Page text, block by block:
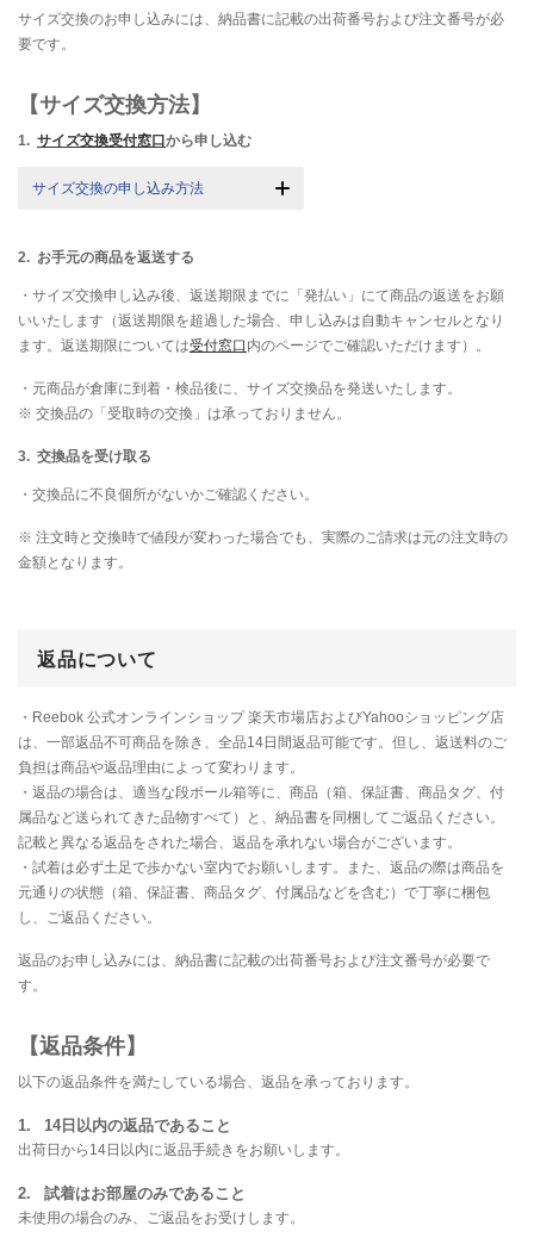
サイズ交換のお申し込みには、納品書に記載の出荷番号および注文番号が必
要です。
【サイズ交換方法】
1. サイズ交換受付窓口 から申し込む
サイズ交換の申し込み方法
2. お手元の商品を返送する
・サイズ交換申し込み後、返送期限までに「発払い」にて商品の返送をお願
いいたします（返送期限を超過した場合、申し込みは自動キャンセルとなり
ます。返送期限については受付窓口 内のページでご確認いただけます）。
・元商品が倉庫に到着・検品後に、サイズ交換品を発送いたします。
※ 交換品の「受取時の交換」は承っておりません。
3. 交換品を受け取る
・交換品に不良個所がないかご確認ください。
※ 注文時と交換時で値段が変わった場合でも、実際のご請求は元の注文時の
金額となります。
返品について
・Reebok 公式オンラインショップ 楽天市場店およびYahooショッピング店
は、一部返品不可商品を除き、全品14日間返品可能です。但し、返送料のご
負担は商品や返品理由によって変わります。
・返品の場合は、適当な段ボール箱等に、商品（箱、保証書、商品タグ、付
属品など送られてきた品物すべて）と、納品書を同梱してご返品ください。
記載と異なる返品をされた場合、返品を承れない場合がございます。
・試着は必ず土足で歩かない室内でお願いします。また、返品の際は商品を
元通りの状態（箱、保証書、商品タグ、付属品などを含む）で丁寧に梱包
し、ご返品ください。
返品のお申し込みには、納品書に記載の出荷番号および注文番号が必要で
す。
【返品条件】
以下の返品条件を満たしている場合、返品を承っております。
14日以内の返品であること
出荷日から14日以内に返品手続きをお願いします。
試着はお部屋のみであること
未使用の場合のみ、ご返品をお受けします。